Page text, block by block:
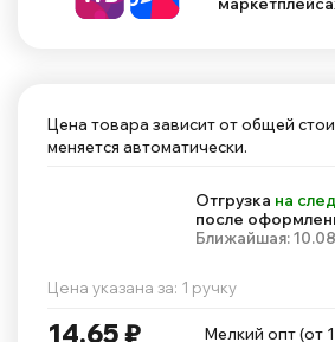
Цена товара зависит от общей
меняется автоматически.
Отгрузка на
после
Ближайшая:
Цена указана за: 1 ручку
14.65 ₽ Мелкий опт (от